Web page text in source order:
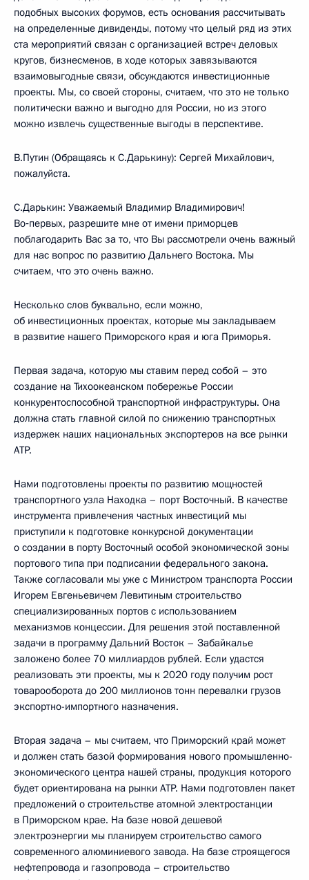
подобных высоких форумов, есть основания рассчитывать
на определенные дивиденды, потому что целый ряд из этих
ста мероприятий связан с организацией встреч деловых
кругов, бизнесменов, в ходе которых завязываются
взаимовыгодные связи, обсуждаются инвестиционные
проекты. Мы, со своей стороны, считаем, что это не только
политически важно и выгодно для России, но из этого
можно извлечь существенные выгоды в перспективе.
В.Путин (Обращаясь к С.Дарькину): Сергей Михайлович,
пожалуйста.
С.Дарькин: Уважаемый Владимир Владимирович!
Во‑первых, разрешите мне от имени приморцев
поблагодарить Вас за то, что Вы рассмотрели очень важный
для нас вопрос по развитию Дальнего Востока. Мы
считаем, что это очень важно.
Несколько слов буквально, если можно,
об инвестиционных проектах, которые мы закладываем
в развитие нашего Приморского края и юга Приморья.
Первая задача, которую мы ставим перед собой – это
создание на Тихоокеанском побережье России
конкурентоспособной транспортной инфраструктуры. Она
должна стать главной силой по снижению транспортных
издержек наших национальных экспортеров на все рынки
АТР.
Нами подготовлены проекты по развитию мощностей
транспортного узла Находка – порт Восточный. В качестве
инструмента привлечения частных инвестиций мы
приступили к подготовке конкурсной документации
о создании в порту Восточный особой экономической зоны
портового типа при подписании федерального закона.
Также согласовали мы уже с Министром транспорта России
Игорем Евгеньевичем Левитиным строительство
специализированных портов с использованием
механизмов концессии. Для решения этой поставленной
задачи в программу Дальний Восток – Забайкалье
заложено более 70 миллиардов рублей. Если удастся
реализовать эти проекты, мы к 2020 году получим рост
товарооборота до 200 миллионов тонн перевалки грузов
экспортно-импортного назначения.
Вторая задача – мы считаем, что Приморский край может
и должен стать базой формирования нового промышленно-
экономического центра нашей страны, продукция которого
будет ориентирована на рынки АТР. Нами подготовлен пакет
предложений о строительстве атомной электростанции
в Приморском крае. На базе новой дешевой
электроэнергии мы планируем строительство самого
современного алюминиевого завода. На базе строящегося
нефтепровода и газопровода – строительство